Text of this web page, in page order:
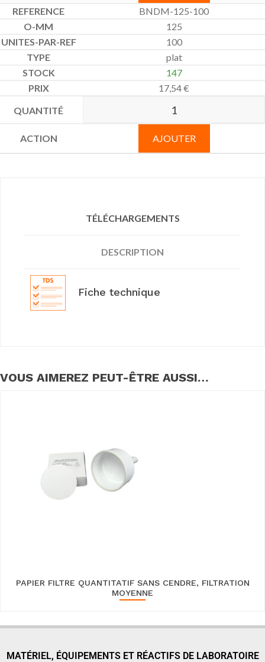
BNDM-125-100
125
100
plat
147
17,54€
AJOUTER
TÉLÉCHARGEMENTS
DESCRIPTION
Fiche technique
VOUS AIMEREZ PEUT-ÊTRE AUSSI…
PAPIER FILTRE QUANTITATIF SANS CENDRE, FILTRATION
MOYENNE
MATÉRIEL, ÉQUIPEMENTS ET RÉACTIFS DE LABORATOIRE